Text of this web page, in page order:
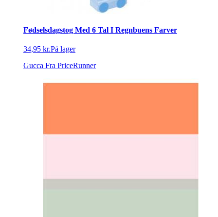
Fødselsdagstog Med 6 Tal I Regnbuens Farver
34,95 kr.På lager
Gucca Fra PriceRunner